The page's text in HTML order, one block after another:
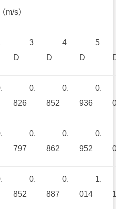
m/s）
3
D
4
D
5
D
0.
826
0.
852
0.
936
0.
797
0.
862
0.
952
0.
852
0.
887
1.
014